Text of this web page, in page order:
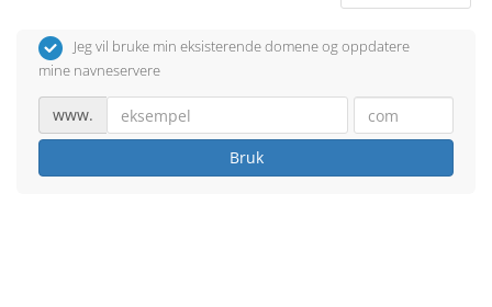
Jeg vil bruke min eksisterende domene og oppdatere
mine navneservere
www.
Bruk